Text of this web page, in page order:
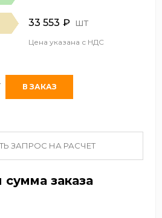
33 553 ₽ шт
Цена указана с НДС
ЗАПРОС НА РАСЧЕТ
заказа